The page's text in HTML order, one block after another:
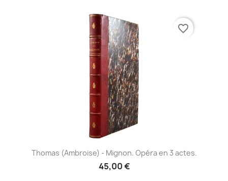
Thomas (Ambroise) - Mignon. Opéra en 3 actes.
45,00 €
favorite_border